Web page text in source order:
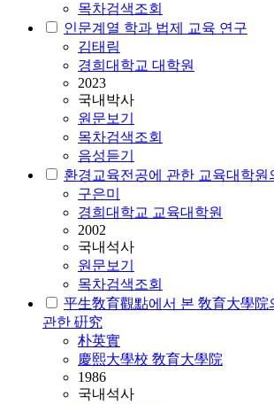
목차검색조회
인문계열 학과 법제 교육 연구
김태림
경희대학교 대학원
2023
국내박사
원문보기
목차검색조회
음성듣기
환경교육전공에 관한 교육대학원
구은미
경희대학교 교육대학원
2002
국내석사
원문보기
목차검색조회
平生敎育觀點에서 본 敎育大學院
관한 硏究
朴英實
慶熙大學校 敎育大學院
1986
국내석사